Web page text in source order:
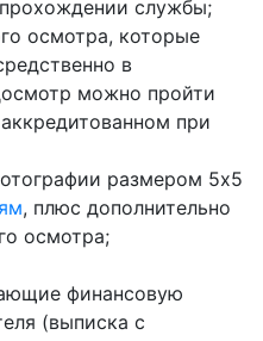
службы;
осмотра, которые
в
можно пройти
при
размером 5х5
, плюс дополнительно
осмотра;
финансовую
(выписка с